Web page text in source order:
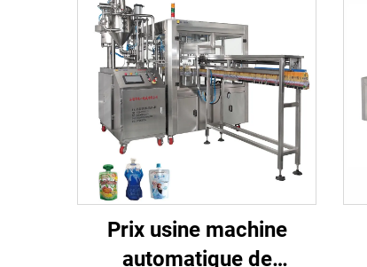
Prix usine machine
automatique de